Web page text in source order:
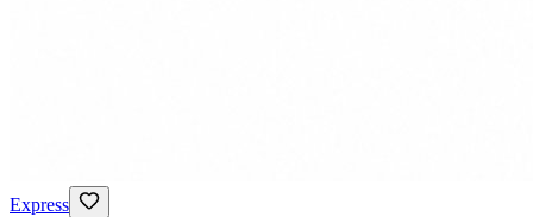
Express